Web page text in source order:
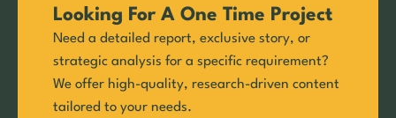
Looking For A One Time Project
Need a detailed report, exclusive story, or
strategic analysis for a specific requirement?
We offer high-quality, research-driven content
tailored to your needs.